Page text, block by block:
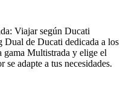
Viajar según Ducati
de Ducati dedicada a los
gama Multistrada y elige el
se adapte a tus necesidades.